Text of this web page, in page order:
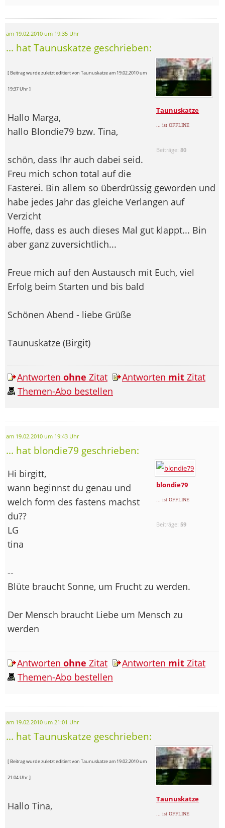
am 19.02.2010 um 19:35 Uhr
... hat Taunuskatze geschrieben:
Taunuskatze
... ist OFFLINE
Beiträge:80
[ Beitrag wurde zuletzt editiert von Taunuskatze am 19.02.2010 um
19:37 Uhr ]
Hallo Marga,
hallo Blondie79 bzw. Tina,
schön, dass Ihr auch dabei seid.
Freu mich schon total auf die
Fasterei. Bin allem so überdrüssig geworden und
habe jedes Jahr das gleiche Verlangen auf
Verzicht
Hoffe, dass es auch dieses Mal gut klappt... Bin
aber ganz zuversichtlich...
Freue mich auf den Austausch mit Euch, viel
Erfolg beim Starten und bis bald
Schönen Abend - liebe Grüße
Taunuskatze (Birgit)
Antworten ohne Zitat Antworten mit Zitat
Themen-Abo bestellen
am 19.02.2010 um 19:43 Uhr
... hat blondie79 geschrieben:
blondie79
... ist OFFLINE
Beiträge:59
Hi birgitt,
wann beginnst du genau und
welch form des fastens machst
du??
LG
tina
--
Blüte braucht Sonne, um Frucht zu werden.
Der Mensch braucht Liebe um Mensch zu
werden
Antworten ohne Zitat Antworten mit Zitat
Themen-Abo bestellen
am 19.02.2010 um 21:01 Uhr
... hat Taunuskatze geschrieben:
Taunuskatze
... ist OFFLINE
[ Beitrag wurde zuletzt editiert von Taunuskatze am 19.02.2010 um
21:04 Uhr ]
Hallo Tina,